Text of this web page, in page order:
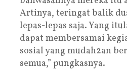
Artinya, teringat balik
lepas-lepas saja. Yang
dapat membersamai
sosial yang mudah2an
semua,” pungkasnya.